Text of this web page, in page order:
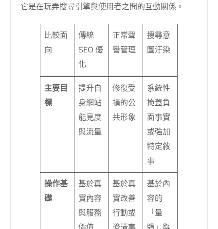
它是在玩弄搜尋引擎與使用者之間的互動關係。
比較面
向
傳統
SEO 優
化
正常聲
譽管理
搜尋意
圖汙染
主要目
標
提升自
身網站
能見度
與流量
修復受
損的公
共形象
系統性
掩蓋負
面事實
或強加
特定敘
事
操作基
礎
基於真
實內容
與服務
基於真
實改善
行動或
基於內
容的
「量